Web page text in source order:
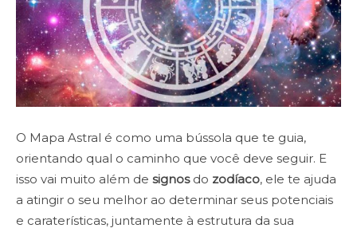
O Mapa Astral é como uma bússola que te guia,
orientando qual o caminho que você deve seguir. E
isso vai muito além de signosdo zodíaco, ele te ajuda
a atingir o seu melhor ao determinar seus potenciais
e caraterísticas, juntamente à estrutura da sua